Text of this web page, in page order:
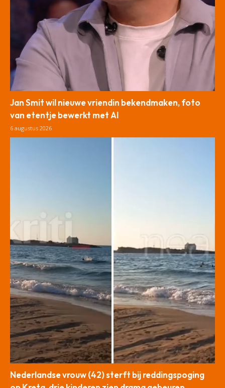
Jan Smit wil nieuwe vriendin bekendmaken, foto
van etentje bewerkt met AI
6 augustus 2026
Nederlandse vrouw (42) sterft bij reddingspoging